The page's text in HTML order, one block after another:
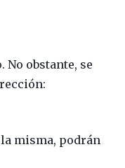
obstante, se
misma, podrán